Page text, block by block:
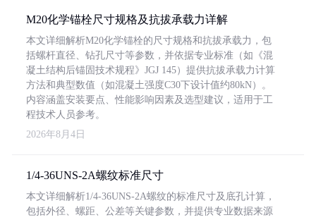
M20化学锚栓尺寸规格及抗拔承载力详解
本文详细解析M20化学锚栓的尺寸规格和抗拔承载力，包
括螺杆直径、钻孔尺寸等参数，并依据专业标准（如《混
凝土结构后锚固技术规程》JGJ 145）提供抗拔承载力计算
方法和典型数值（如混凝土强度C30下设计值约80kN）。
内容涵盖安装要点、性能影响因素及选型建议，适用于工
程技术人员参考。
2026年8月4日
1/4-36UNS-2A螺纹标准尺寸
本文详细解析1/4-36UNS-2A螺纹的标准尺寸及底孔计算，
包括外径、螺距、公差等关键参数，并提供专业数据来源